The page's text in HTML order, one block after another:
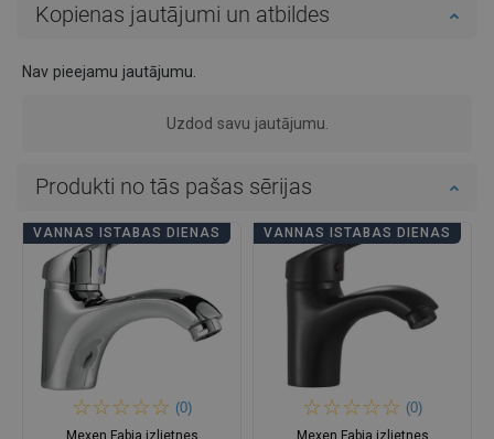
Kopienas jautājumi un atbildes
Nav pieejamu jautājumu.
Uzdod savu jautājumu.
Produkti no tās pašas sērijas
VANNAS ISTABAS DIENAS
(0)
VANNAS ISTABAS DIENAS
(0)